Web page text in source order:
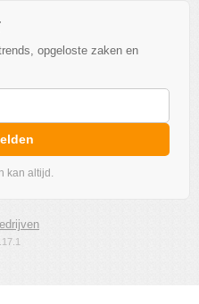
opgeloste zaken en
kan altijd.